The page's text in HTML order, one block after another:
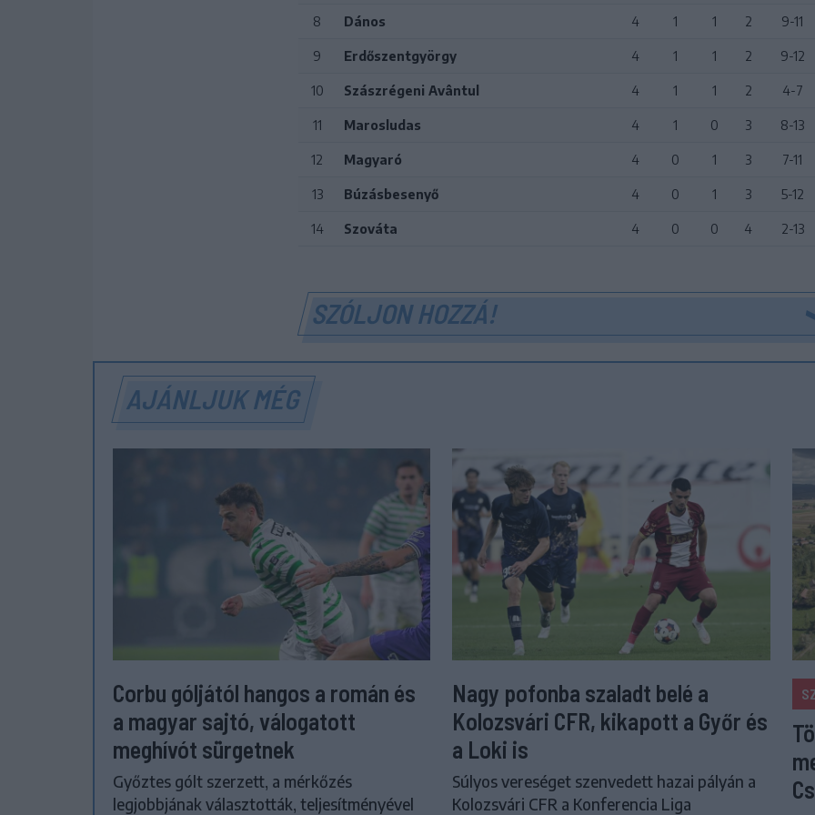
8 Dános 4 1 1 2 9-11
9 Erdőszentgyörgy 4 1 1 2 9-12
10 Szászrégeni Avântul 4 1 1 2 4-7
11 Marosludas 4 1 0 3 8-13
12 Magyaró 4 0 1 3 7-11
13 Búzásbesenyő 4 0 1 3 5-12
14 Szováta 4 0 0 4 2-13
SZÓLJON HOZZÁ!
AJÁNLJUK MÉG
Corbu góljától hangos a román és
a magyar sajtó, válogatott
meghívót sürgetnek
Győztes gólt szerzett, a mérkőzés
legjobbjának választották, teljesítményével
Nagy pofonba szaladt belé a
Kolozsvári CFR, kikapott a Győr és
a Loki is
Súlyos vereséget szenvedett hazai pályán a
Kolozsvári CFR a Konferencia Liga